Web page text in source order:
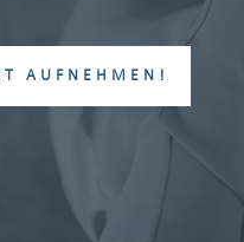
AUFNEHMEN!